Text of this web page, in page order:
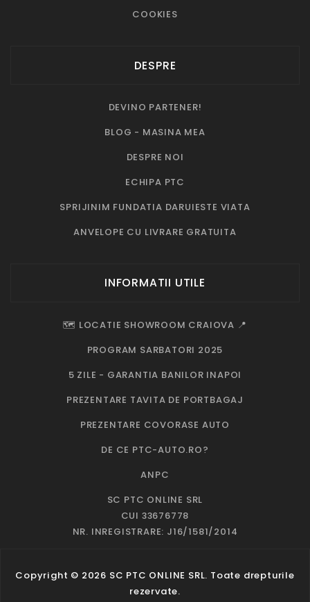
COOKIES
DESPRE
DEVINO PARTENER!
BLOG - MASINA MEA
DESPRE NOI
ECHIPA PTC
SPRIJINIM FUNDATIA DARUIESTE VIATA
ANVELOPE CU LIVRARE GRATUITA
INFORMATII UTILE
🗺️ LOCATIE SHOWROOM CRAIOVA 📍
PROGRAM SARBATORI 2025
5 ZILE - GARANTIA BANILOR INAPOI
PREZENTARE TAVITA DE PORTBAGAJ
PREZENTARE COVORASE AUTO
DE CE PTC-AUTO.RO?
ANPC
SC PTC ONLINE SRL
CUI 33676778
NR. INREGISTRARE: J16/1581/2014
Copyright © 2026 SC PTC ONLINE SRL. Toate drepturile
rezervate.